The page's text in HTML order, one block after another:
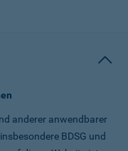
anderer anwendbarer
BDSG und